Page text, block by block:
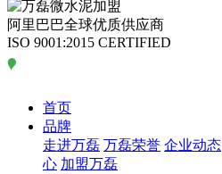
阿里巴巴全球优质供应商
ISO 9001:2015 CERTIFIED
首页
品牌
走进万磊 万磊荣誉 企业动态
心 加盟万磊